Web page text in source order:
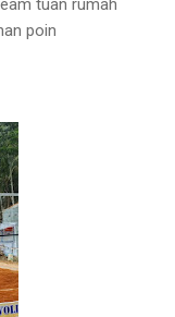
poin